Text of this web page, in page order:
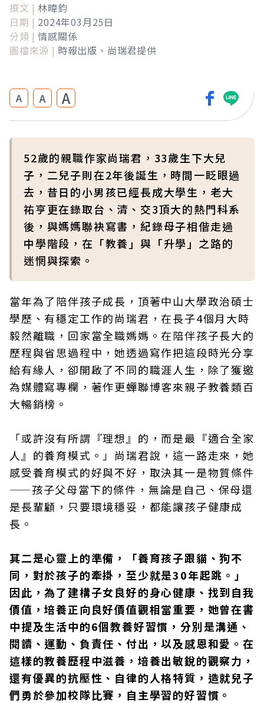
撰文 | 林暐鈞
日期 | 2024年03月25日
分類 | 情感關係
圖檔來源 | 時報出版、尚瑞君提供
A A A
52歲的親職作家尚瑞君，33歲生下大兒
子，二兒子則在2年後誕生，時間一眨眼過
去，昔日的小男孩已經長成大學生，老大
祐亨更在錄取台、清、交3頂大的熱門科系
後，與媽媽聯袂寫書，紀錄母子相偕走過
中學階段，在「教養」與「升學」之路的
迷惘與探索。
當年為了陪伴孩子成長，頂著中山大學政治碩士
學歷、有穩定工作的尚瑞君，在長子4個月大時
毅然離職，回家當全職媽媽。在陪伴孩子長大的
歷程與省思過程中，她透過寫作把這段時光分享
給有緣人，卻開啟了不同的職涯人生，除了獲邀
為媒體寫專欄，著作更蟬聯博客來親子教養類百
大暢銷榜。
「或許沒有所謂『理想』的，而是最『適合全家
人』的養育模式。」尚瑞君說，這一路走來，她
感受養育模式的好與不好，取決其一是物質條件
——孩子父母當下的條件，無論是自己、保母還
是長輩顧，只要環境穩妥，都能讓孩子健康成
長。
其二是心靈上的準備，「養育孩子跟貓、狗不
同，對於孩子的牽掛，至少就是30年起跳。」
因此，為了建構子女良好的身心健康、找到自我
價值，培養正向良好價值觀相當重要，她曾在書
中提及生活中的6個教養好習慣，分別是溝通、
閱讀、運動、負責任、付出，以及感恩和愛。在
這樣的教養歷程中滋養，培養出敏銳的觀察力，
還有優異的抗壓性、自律的人格特質，造就兒子
們勇於參加校隊比賽，自主學習的好習慣。